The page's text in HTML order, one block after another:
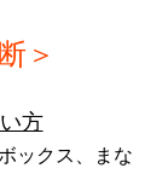
＞
方
ックス、まな